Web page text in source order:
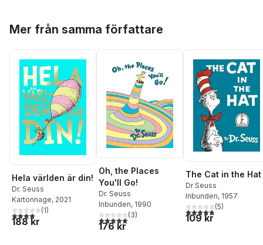
Mer från samma författare
Hela världen är din!
Dr. Seuss
Kartonnage, 2021
4,0utav 5 stjärnor. Totalt antal röster:
(1)
188 kr
Oh, the Places
You'll Go!
Dr. Seuss
Inbunden, 1990
5,0utav 5 stjärnor. Totalt antal röster:
(3)
176 kr
The Cat in the Hat
Dr Seuss
Inbunden, 1957
4,8utav 5 stjärnor.
(5)
109 kr